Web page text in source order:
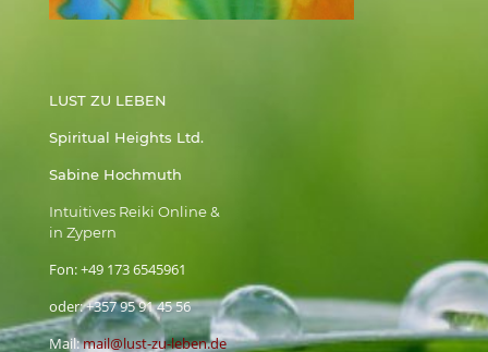
LUST ZU LEBEN
Spiritual Heights Ltd.
Sabine Hochmuth
Intuitives Reiki Online &
in Zypern
Fon:+49 173 6545961
oder:+357 95 91 45 56
Mail:mail@lust-zu-leben.de